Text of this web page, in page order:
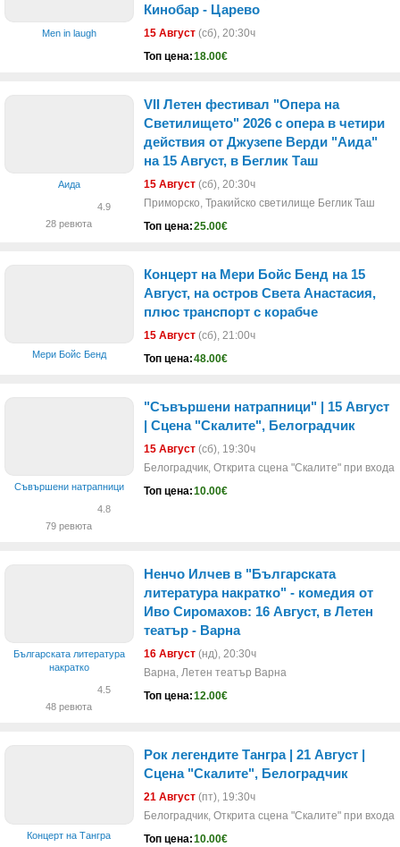
Men in laugh
Кинобар - Царево
15 Август (сб), 20:30ч
Топ цена:18.00€
Аида
4.9
28 ревюта
VII Летен фестивал "Опера на
Светилището" 2026 с опера в четири
действия от Джузепе Верди "Аида"
на 15 Август, в Беглик Таш
15 Август (сб), 20:30ч
Приморско, Тракийско светилище Беглик Таш
Топ цена:25.00€
Мери Бойс Бенд
Концерт на Мери Бойс Бенд на 15
Август, на остров Света Анастасия,
плюс транспорт с корабче
15 Август (сб), 21:00ч
Топ цена:48.00€
Съвършени натрапници
4.8
79 ревюта
"Съвършени натрапници" | 15 Август
| Сцена "Скалите", Белоградчик
15 Август (сб), 19:30ч
Белоградчик, Открита сцена "Скалите" при
Топ цена:10.00€
Българската литература
накратко
4.5
48 ревюта
Ненчо Илчев в "Българската
литература накратко" - комедия от
Иво Сиромахов: 16 Август, в Летен
театър - Варна
16 Август (нд), 20:30ч
Варна, Летен театър Варна
Топ цена:12.00€
Концерт на Тангра
Рок легендите Тангра | 21 Aвгуст |
Сцена "Скалите", Белоградчик
21 Август (пт), 19:30ч
Белоградчик, Открита сцена "Скалите" при
Топ цена:10.00€